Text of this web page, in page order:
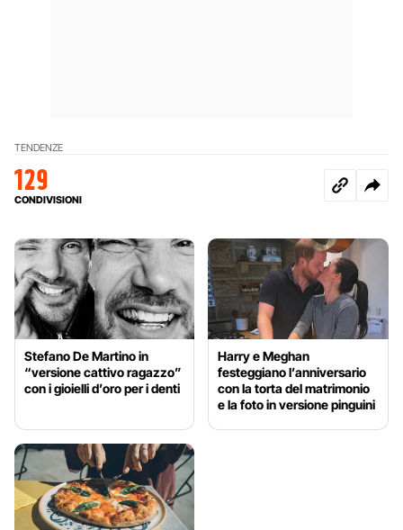
TENDENZE
129
CONDIVISIONI
Stefano De Martino in
“versione cattivo ragazzo”
con i gioielli d’oro per i denti
Harry e Meghan
festeggiano l’anniversario
con la torta del matrimonio
e la foto in versione pinguini